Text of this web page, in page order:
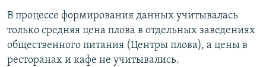
В процессе формирования данных учитывалась
только средняя цена плова в отдельных заведениях
общественного питания (Центры плова), а цены в
ресторанах и кафе не учитывались.